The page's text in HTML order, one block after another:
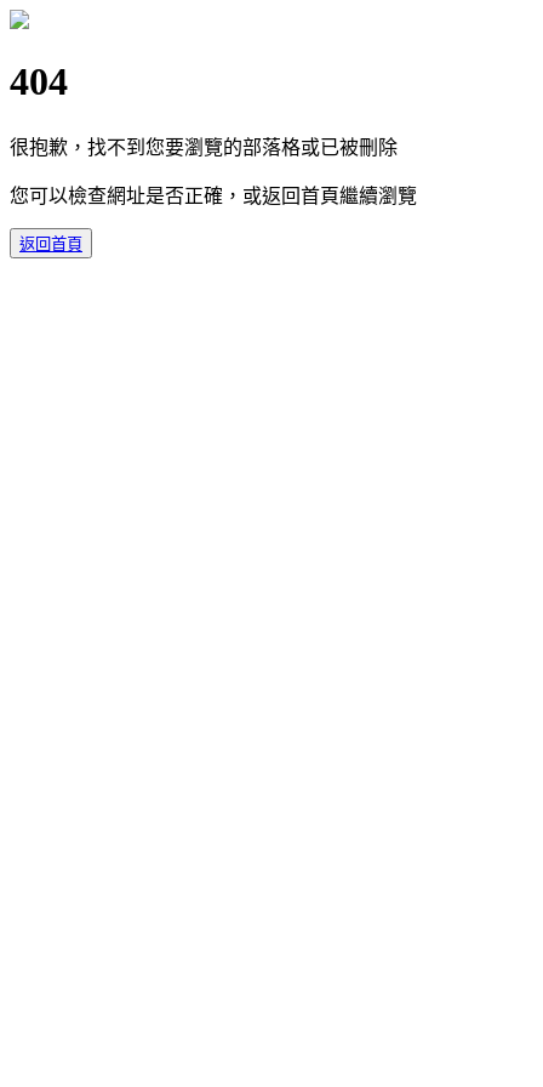
404
很抱歉，找不到您要瀏覽的部落格或已被刪除
您可以檢查網址是否正確，或返回首頁繼續瀏覽
返回首頁